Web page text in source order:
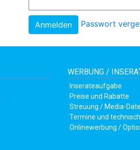
Passwort
WERBUNG /
Inserateaufgabe
Preise und Rabatte
Streuung / Media-
Termine und
Onlinewerbung /